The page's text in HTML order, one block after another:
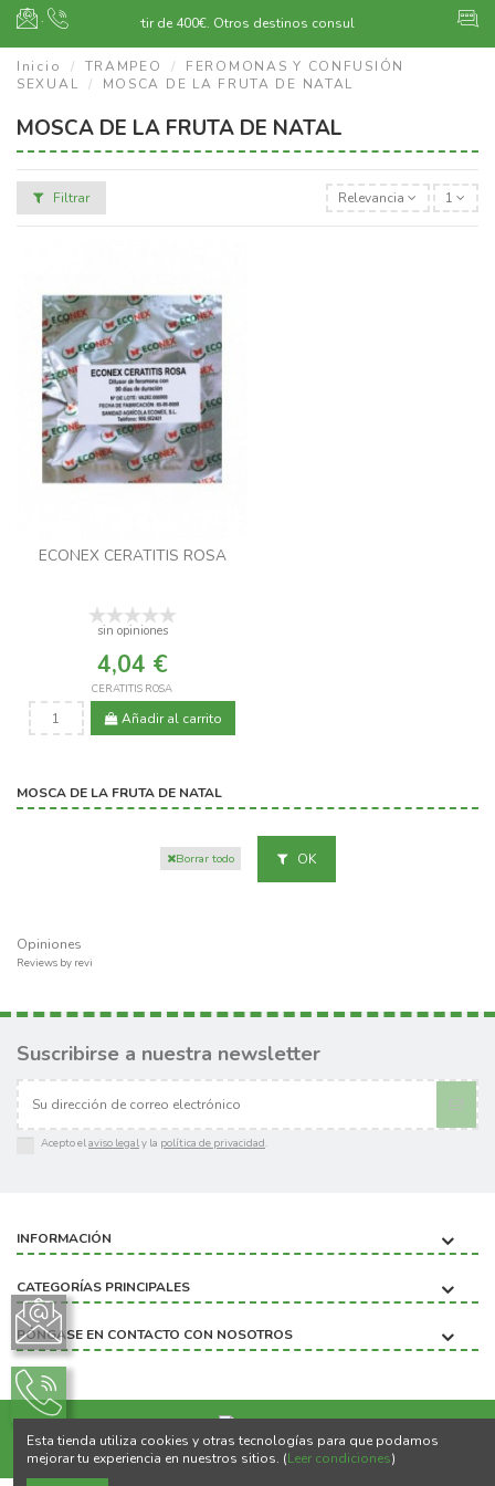
·
Envío gratuito a partir de 400€. Otros destinos consultar
Inicio TRAMPEO
FEROMONAS Y CONFUSIÓN
SEXUAL
MOSCA DE LA FRUTA DE NATAL
MOSCA DE LA FRUTA DE NATAL
Filtrar Relevancia 1
ECONEX CERATITIS ROSA
sin opiniones
4,04 €
CERATITIS ROSA
Añadir al carrito
MOSCA DE LA FRUTA DE NATAL
Borrar todo OK
Opiniones
Reviews by revi
Suscribirse a nuestra newsletter
Acepto elaviso legaly la política de privacidad.
INFORMACIÓN
CATEGORÍAS PRINCIPALES
PÓNGASE EN CONTACTO CON NOSOTROS
Copyright ©2020 BIOBICHO
Esta tienda utiliza cookies y otras tecnologías para que podamos
mejorar tu experiencia en nuestros sitios. (Leer condiciones)